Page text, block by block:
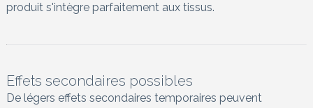
produit s'intègre parfaitement aux tissus.
Effets secondaires possibles
De légers effets secondaires temporaires peuvent